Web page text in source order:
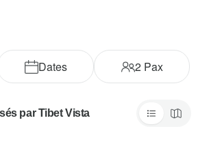
Dates 2Pax
par Tibet Vista